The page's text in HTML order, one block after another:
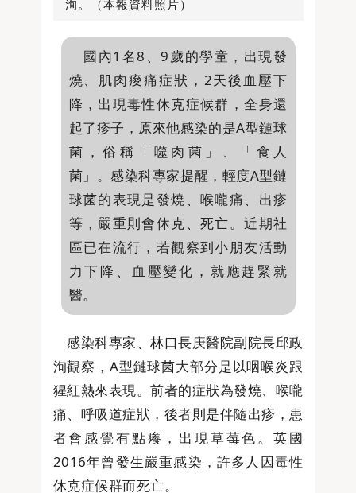
洵。（本報資料照片）
國內1名8、9歲的學童，出現發
燒、肌肉痠痛症狀，2天後血壓下
降，出現毒性休克症候群，全身還
起了疹子，原來他感染的是A型鏈球
菌，俗稱「噬肉菌」、「食人
菌」。感染科專家提醒，輕度A型鏈
球菌的表現是發燒、喉嚨痛、出疹
等，嚴重則會休克、死亡。近期社
區已在流行，若觀察到小朋友活動
力下降、血壓變化，就應趕緊就
醫。
感染科專家、林口長庚醫院副院長邱政
洵觀察，A型鏈球菌大部分是以咽喉炎跟
猩紅熱來表現。前者的症狀為發燒、喉嚨
痛、呼吸道症狀，後者則是伴隨出疹，患
者會感覺有點癢，出現草莓色。英國
2016年曾發生嚴重感染，許多人因毒性
休克症候群而死亡。